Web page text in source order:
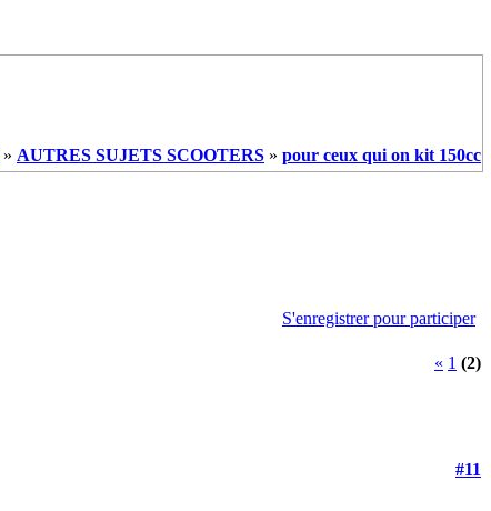
» AUTRES SUJETS SCOOTERS » pour ceux qui on kit 150cc
S'enregistrer pour participer
« 1 (2)
#11